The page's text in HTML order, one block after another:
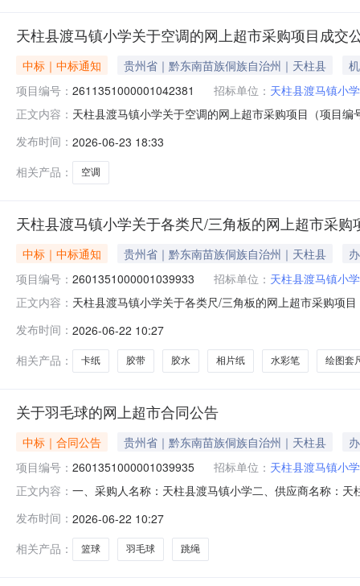
天柱县渡马镇小学关于空调的网上超市采购项目成交
中标｜中标通知 贵州省｜黔东南苗族侗族自治州｜天柱县
项目编号： 2611351000001042381 招标单位： 天柱县渡马镇小学
正文内容： 天柱县渡马镇小学关于空调的网上超市采购项目（项目
划编码:522627项目所在行政区划名称:贵州省黔东南苗
发布时间： 2026-06-23 18:33
相关产品：
空调
天柱县渡马镇小学关于各类尺/三角板的网上超市采购
中标｜中标通知 贵州省｜黔东南苗族侗族自治州｜天柱县
项目编号： 2601351000001039933 招标单位： 天柱县渡马镇小学
正文内容： 天柱县渡马镇小学关于各类尺/三角板的网上超市采购项
（元）:项目所在行政区划编码:522627项目所在行政区
发布时间： 2026-06-22 10:27
相关产品：
卡纸 胶带 胶水 相片纸 水彩笔 绘图套
关于羽毛球的网上超市合同公告
中标｜合同公告 贵州省｜黔东南苗族侗族自治州｜天柱县
项目编号： 2601351000001039935 招标单位： 天柱县渡马镇小学
正文内容： 一、采购人名称：天柱县渡马镇小学二、供应商名称：
龙/RSL7号,筒1.0036.536.52晨光AST97409跳绳晨光/
发布时间： 2026-06-22 10:27
相关产品：
篮球 羽毛球 跳绳